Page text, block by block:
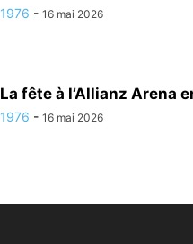
1976 - 16 mai 2026
La fête à l’Allianz Arena
1976 - 16 mai 2026